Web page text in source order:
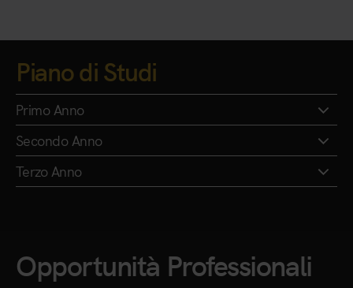
Piano di Studi
Primo Anno
Secondo Anno
Terzo Anno
Opportunità Professionali